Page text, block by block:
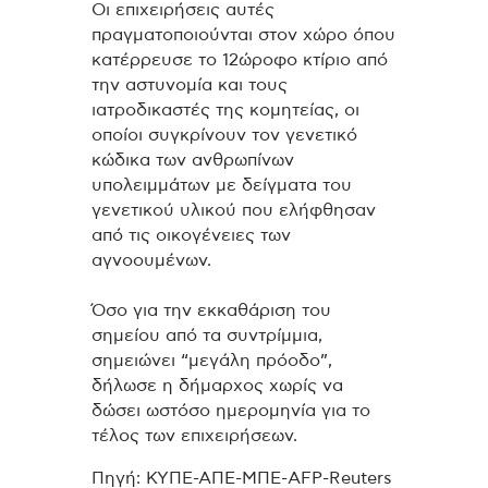
Οι επιχειρήσεις αυτές
πραγματοποιούνται στον χώρο όπου
κατέρρευσε το 12ώροφο κτίριο από
την αστυνομία και τους
ιατροδικαστές της κομητείας, οι
οποίοι συγκρίνουν τον γενετικό
κώδικα των ανθρωπίνων
υπολειμμάτων με δείγματα του
γενετικού υλικού που ελήφθησαν
από τις οικογένειες των
αγνοουμένων.
Όσο για την εκκαθάριση του
σημείου από τα συντρίμμια,
σημειώνει “μεγάλη πρόοδο”,
δήλωσε η δήμαρχος χωρίς να
δώσει ωστόσο ημερομηνία για το
τέλος των επιχειρήσεων.
Πηγή: ΚΥΠΕ-ΑΠΕ-ΜΠΕ-AFP-Reuters